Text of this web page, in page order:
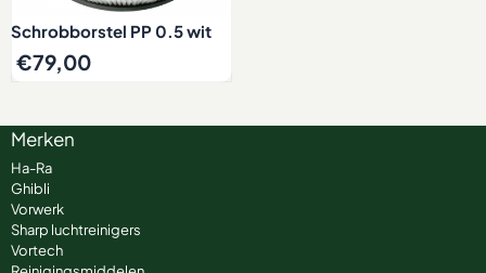
Schrobborstel PP 0.5 wit
€79,00
Merken
Ha-Ra
Ghibli
Vorwerk
Sharp luchtreinigers
Vortech